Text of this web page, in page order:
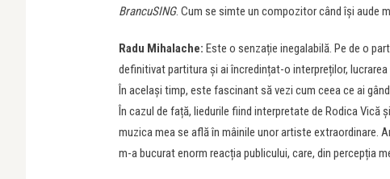
BrancuSING. Cum se simte un compozitor când își aude
Radu Mihalache: Este o senzație inegalabilă. Pe de o
definitivat partitura și ai încredințat-o interpreților,
În același timp, este fascinant să vezi cum ceea ce ai
În cazul de față, liedurile fiind interpretate de Rodica
muzica mea se află în mâinile unor artiste extraordinare.
m-a bucurat enorm reacția publicului, care, din percepția